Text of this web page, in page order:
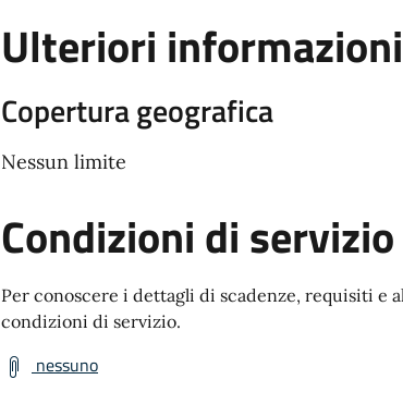
Ulteriori informazioni
Copertura geografica
Nessun limite
Condizioni di servizio
Per conoscere i dettagli di scadenze, requisiti
condizioni di servizio.
nessuno